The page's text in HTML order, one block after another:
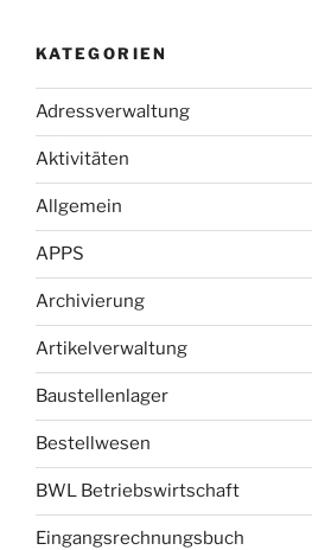
KATEGORIEN
Adressverwaltung
Aktivitäten
Allgemein
APPS
Archivierung
Artikelverwaltung
Baustellenlager
Bestellwesen
BWL Betriebswirtschaft
Eingangsrechnungsbuch